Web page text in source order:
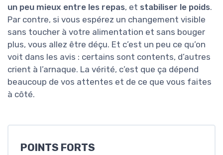
un peu mieux entre les repas, et stabiliser le poids.
Par contre, si vous espérez un changement visible
sans toucher à votre alimentation et sans bouger
plus, vous allez être déçu. Et c’est un peu ce qu’on
voit dans les avis : certains sont contents, d’autres
crient à l’arnaque. La vérité, c’est que ça dépend
beaucoup de vos attentes et de ce que vous faites
à côté.
POINTS FORTS